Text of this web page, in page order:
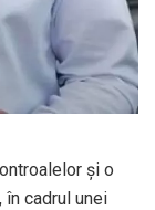
și o
cadrul unei